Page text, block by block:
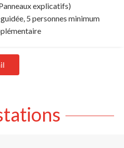
explicatifs)
5 personnes minimum